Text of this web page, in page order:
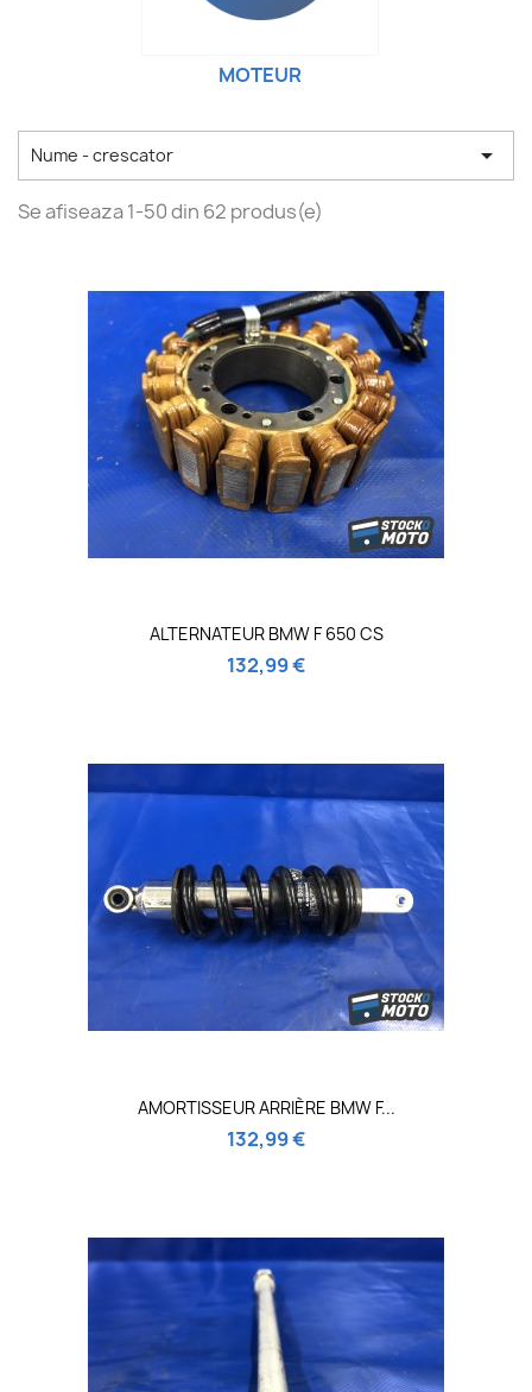
MOTEUR
Nume - crescator 
Se afiseaza 1-50 din 62 produs(e)
ALTERNATEUR BMW F 650 CS
132,99 €
AMORTISSEUR ARRIÈRE BMW F...
132,99 €